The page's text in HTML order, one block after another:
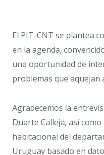
El PIT-CNT se plantea
en la agenda,
una oportunidad de
problemas que aquejan
Agradecemos la
Duarte Calleja, así
habitacional del
Uruguay basado en